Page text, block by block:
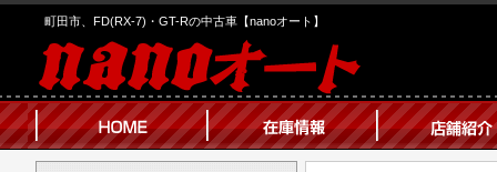
町田市、FD(RX-7)・GT-Rの中古車【nanoオート】